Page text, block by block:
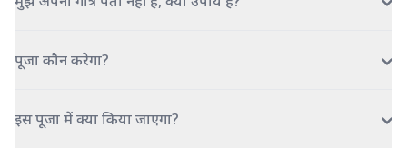
पूजा कौन करेगा?
इस पूजा में क्या किया जाएगा?